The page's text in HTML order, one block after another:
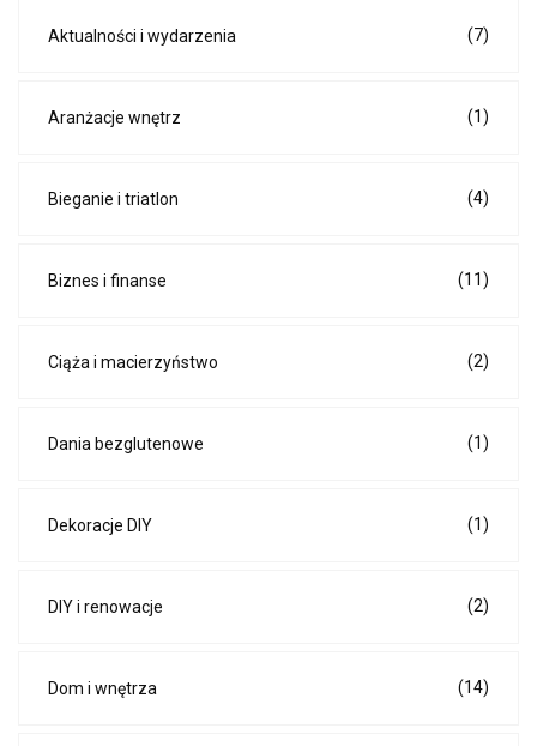
Aktualności i wydarzenia (7)
Aranżacje wnętrz (1)
Bieganie i triatlon (4)
Biznes i finanse (11)
Ciąża i macierzyństwo (2)
Dania bezglutenowe (1)
Dekoracje DIY (1)
DIY i renowacje (2)
Dom i wnętrza (14)